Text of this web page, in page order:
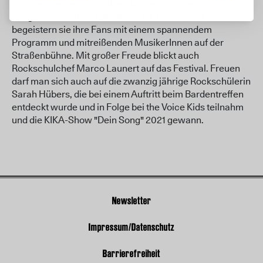
begeistern sie ihre Fans mit einem spannendem
Programm und mitreißenden MusikerInnen auf der
Straßenbühne. Mit großer Freude blickt auch
Rockschulchef Marco Launert auf das Festival. Freuen
darf man sich auch auf die zwanzig jährige Rockschülerin
Sarah Hübers, die bei einem Auftritt beim Bardentreffen
entdeckt wurde und in Folge bei the Voice Kids teilnahm
und die KIKA-Show "Dein Song" 2021 gewann.
Newsletter
Impressum/Datenschutz
Barrierefreiheit